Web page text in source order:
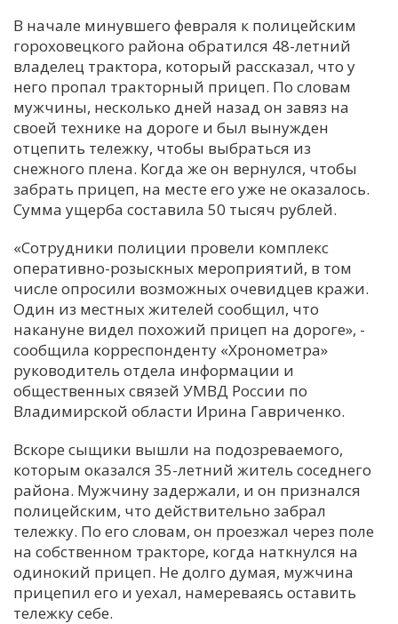
Е
И
К
М
Н
С
Т
Х
Ч
Я
В начале минувшего февраля к полицейским
гороховецкого района обратился 48-летний
владелец трактора, который рассказал, что у
него пропал тракторный прицеп. По словам
мужчины, несколько дней назад он завяз на
своей технике на дороге и был вынужден
отцепить тележку, чтобы выбраться из
снежного плена. Когда же он вернулся, чтобы
забрать прицеп, на месте его уже не оказалось.
Сумма ущерба составила 50 тысяч рублей.
«Сотрудники полиции провели комплекс
оперативно-розыскных мероприятий, в том
числе опросили возможных очевидцев кражи.
Один из местных жителей сообщил, что
накануне видел похожий прицеп на дороге», -
сообщила корреспонденту «Хронометра»
руководитель отдела информации и
общественных связей УМВД России по
Владимирской области Ирина Гавриченко.
Вскоре сыщики вышли на подозреваемого,
которым оказался 35-летний житель соседнего
района. Мужчину задержали, и он признался
полицейским, что действительно забрал
тележку. По его словам, он проезжал через поле
на собственном тракторе, когда наткнулся на
одинокий прицеп. Не долго думая, мужчина
прицепил его и уехал, намереваясь оставить
тележку себе.